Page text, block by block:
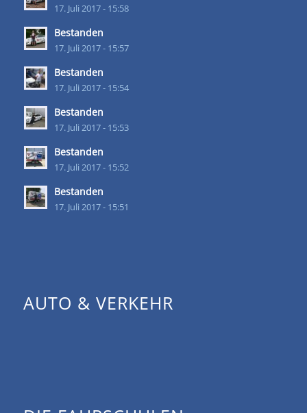
17. Juli 2017 - 15:58
Bestanden
17. Juli 2017 - 15:57
Bestanden
17. Juli 2017 - 15:54
Bestanden
17. Juli 2017 - 15:53
Bestanden
17. Juli 2017 - 15:52
Bestanden
17. Juli 2017 - 15:51
AUTO & VERKEHR